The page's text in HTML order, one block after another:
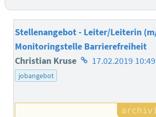
Stellenangebot - Leiter/Leiterin
Monitoringstelle Barrierefreiheit
Christian Kruse Homepage
17.02.2019 10:49
jobangebot